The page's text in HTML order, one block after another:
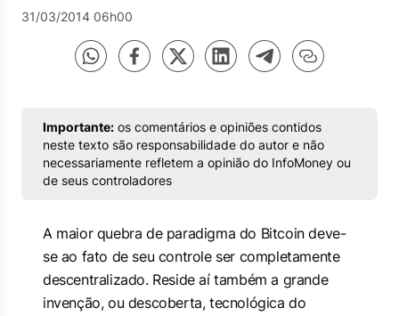
31/03/2014 06h00
Importante: os comentários e opiniões contidos
neste texto são responsabilidade do autor e não
necessariamente refletem a opinião do InfoMoney ou
de seus controladores
A maior quebra de paradigma do Bitcoin deve-
se ao fato de seu controle ser completamente
descentralizado. Reside aí também a grande
invenção, ou descoberta, tecnológica do